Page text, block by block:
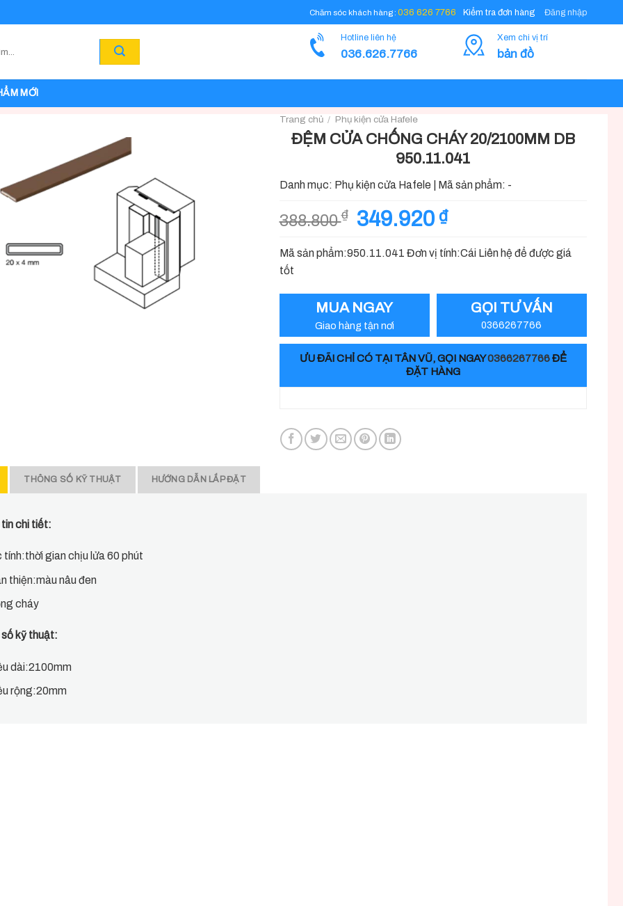
Chăm sóc khách hàng : 036 626 7766 Kiểm tra đơn hàng Đăng nhập
Hotline liên hệ
036.626.7766
Xem chi vị trí
bản đồ
MỚI
Trang chủ / Phụ kiện cửa Hafele
ĐỆM CỬA CHỐNG CHÁY 20/2100MM DB
950.11.041
Danh mục: Phụ kiện cửa Hafele Mã sản phẩm: -
388.800₫
Giá
gốc
là:
349.920 ₫Giá
tại
Mã sản phẩm:950.11.041 Đơn vị tính:Cái Liên hệ để được giá
tốt
MUA NGAY
Giao hàng tận nơi
GỌI TƯ VẤN
0366267766
ƯU ĐÃI CHỈ CÓ TẠI TÂN VŨ, GỌI NGAY0366267766ĐỂ
ĐẶT HÀNG
THÔNG SỐ KỸ THUẬT HƯỚNG DẪN LẮP ĐẶT
chi tiết:
gian chịu lửa 60 phút
thiện:màu nâu đen
cháy
kỹ thuật:
dài:2100mm
rộng:20mm